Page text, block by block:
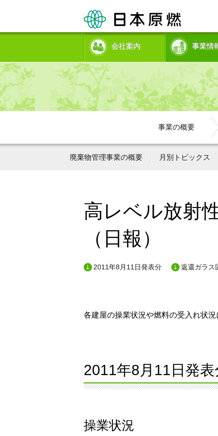
会社案内 事業情
事業の概要
廃棄物管理事業の概要 月別トピックス
高レベル放射
（日報）
2011年8月11日発表分 返還ガラス
各建屋の操業状況や燃料の受入れ状
2011年8月11日発表
操業状況